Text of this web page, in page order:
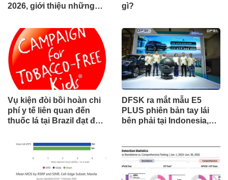
2026, giới thiệu những
công nghiệp
gì?
Vụ kiện đòi bồi hoàn chi
phí y tế liên quan đến
thuốc lá tại Brazil đạt đến
tòa án chuẩn bị ra phán
DFSK ra mắt mẫu E5
PLUS phiên bản tay lái
bên phải tại Indonesia,
toàn cầu